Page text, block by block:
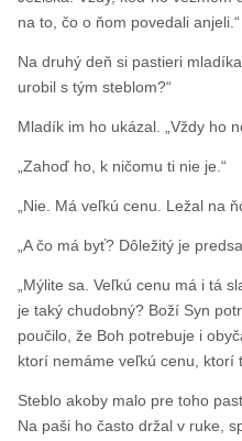
na to, čo o ňom povedali anjeli.“
Na druhý deň si pastieri
urobil s tým steblom?“
Mladík im ho ukázal. „Vždy ho
„Zahoď ho, k ničomu ti nie je.“
„Nie. Má veľkú cenu. Ležal na
„A čo má byť? Dôležitý je
„Mýlite sa. Veľkú cenu má i tá
je taký chudobný? Boží Syn
poučilo, že Boh potrebuje i
ktorí nemáme veľkú cenu, ktorí
Steblo akoby malo pre toho
Na paši ho často držal v ruke,